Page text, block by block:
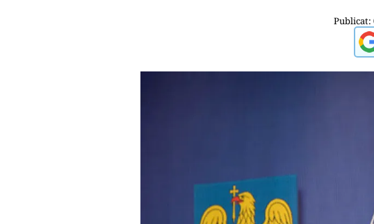
Publicat: